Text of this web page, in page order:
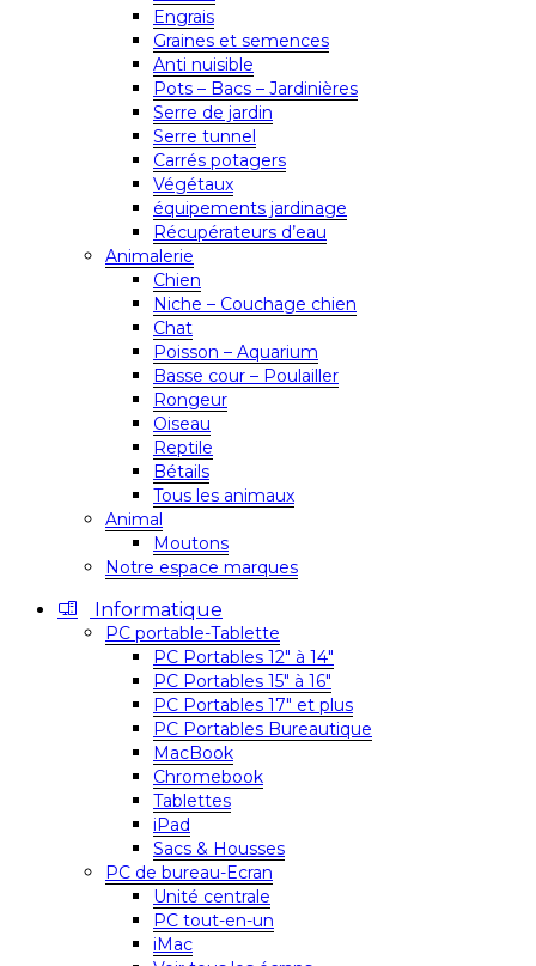
Engrais
Graines et semences
Anti nuisible
Pots – Bacs – Jardinières
Serre de jardin
Serre tunnel
Carrés potagers
Végétaux
équipements jardinage
Récupérateurs d’eau
Animalerie
Chien
Niche – Couchage chien
Chat
Poisson – Aquarium
Basse cour – Poulailler
Rongeur
Oiseau
Reptile
Bétails
Tous les animaux
Animal
Moutons
Notre espace marques
Informatique
PC portable-Tablette
PC Portables 12″ à 14″
PC Portables 15″ à 16″
PC Portables 17″ et plus
PC Portables Bureautique
MacBook
Chromebook
Tablettes
iPad
Sacs & Housses
PC de bureau-Ecran
Unité centrale
PC tout-en-un
iMac